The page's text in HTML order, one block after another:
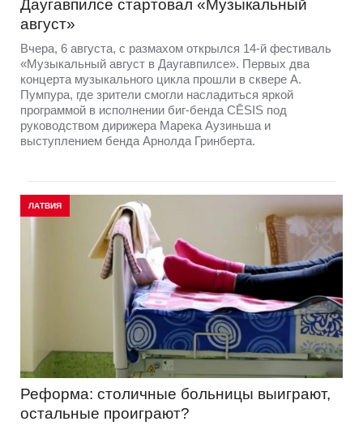
Даугавпилсе стартовал «Музыкальный
август»
Вчера, 6 августа, с размахом открылся 14-й фестиваль
«Музыкальный август в Даугавпилсе». Первых два
концерта музыкального цикла прошли в сквере А.
Пумпура, где зрители смогли насладиться яркой
программой в исполнении биг-бенда CĒSIS под
руководством дирижера Марека Аузиньша и
выступлением бенда Арнолда Гринберта.
ЛАТВИЯ
Реформа: столичные больницы выиграют,
остальные проиграют?